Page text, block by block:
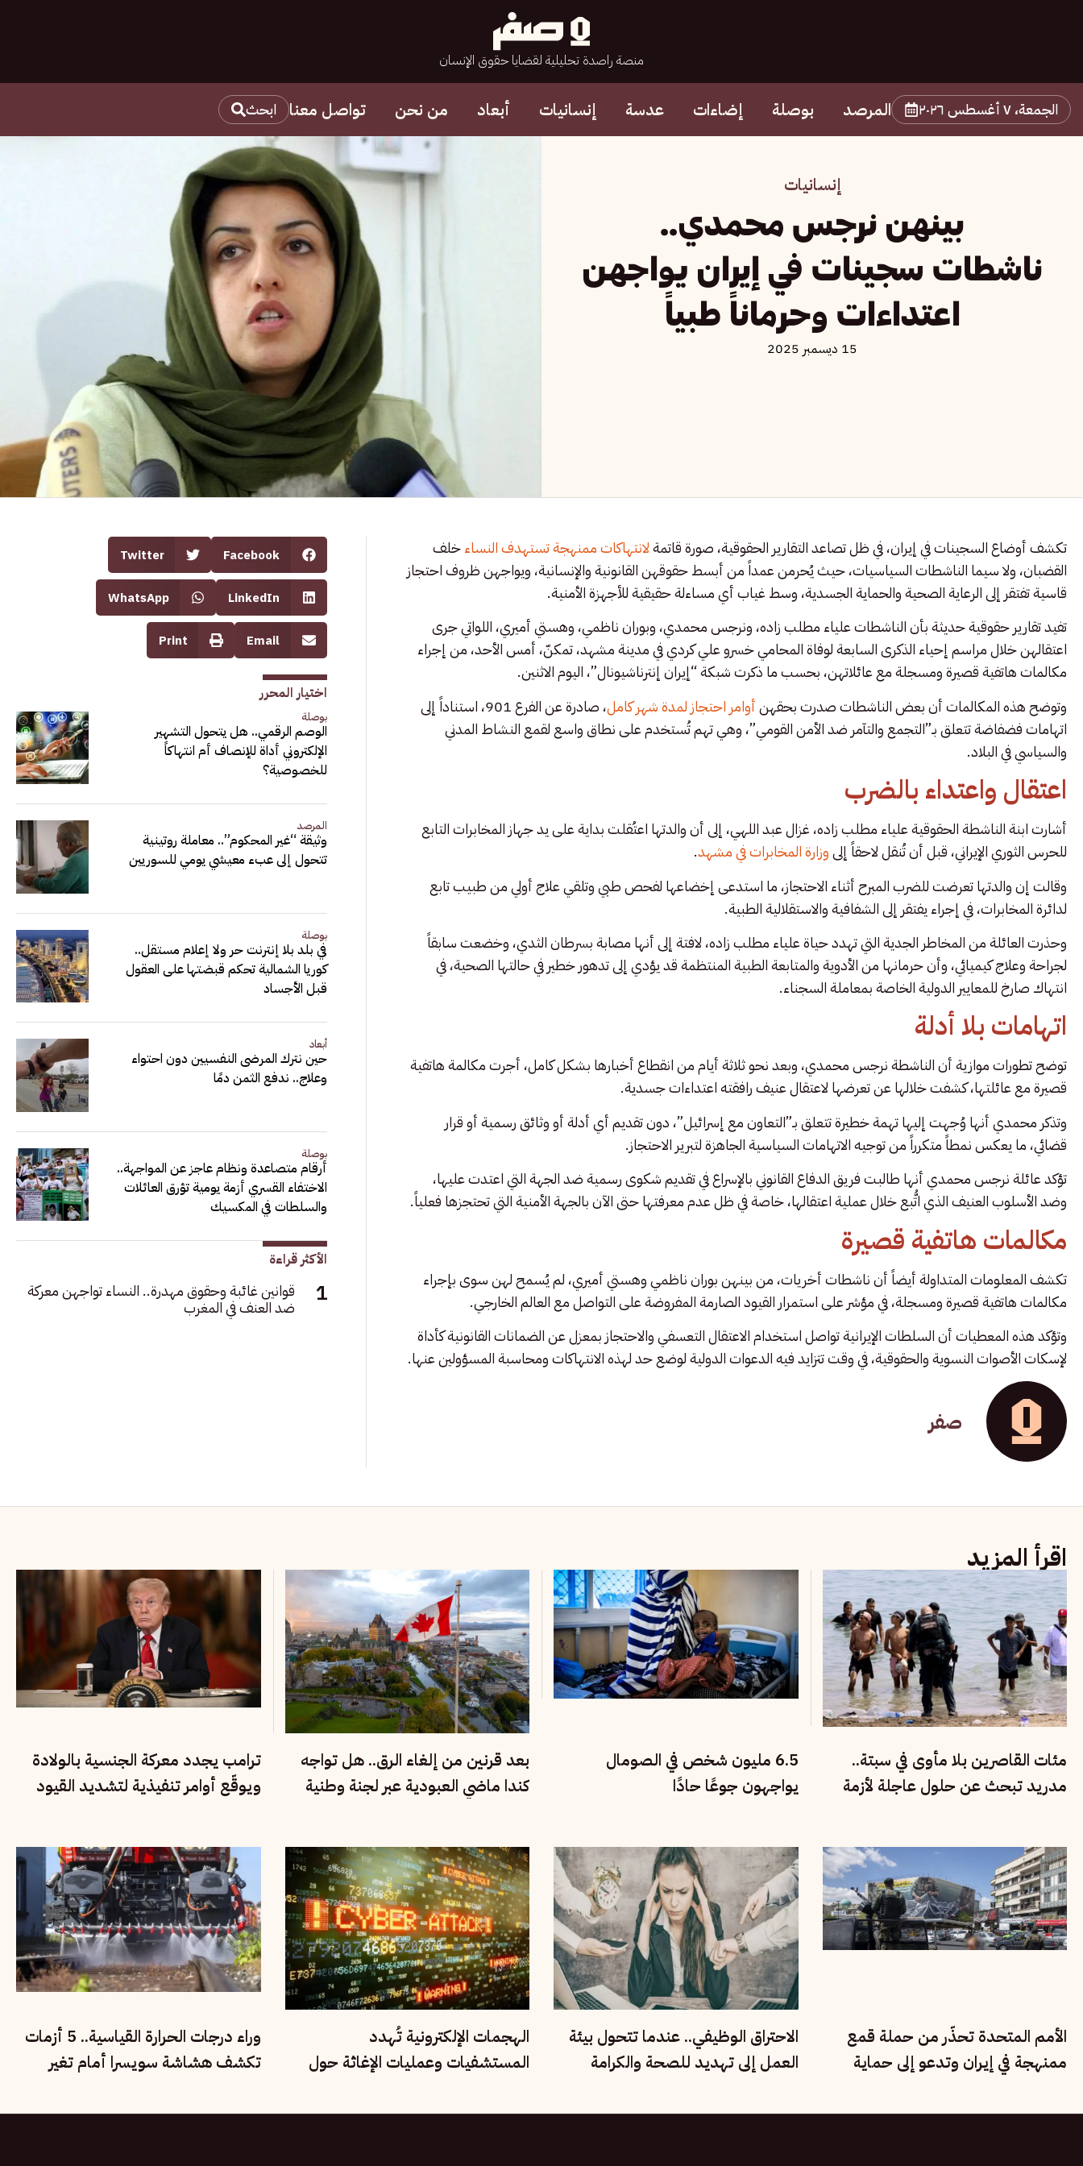
منصة راصدة تحليلية لقضايا حقوق الإنسان
الجمعة، ٧ أغسطس ٢٠٢٦ المرصد بوصلة إضاءات عدسة إنسانيات أبعاد من نحن تواصل معنا ابحث
إنسانيات
بينهن نرجس محمدي..
ناشطات سجينات في إيران يواجهن
اعتداءات وحرماناً طبياً
15 ديسمبر 2025
تكشف أوضاع السجينات في إيران، في ظل تصاعد التقارير الحقوقية، صورة قاتمةلانتهاكات ممنهجة تستهدف النساءخلف
القضبان، ولا سيما الناشطات السياسيات، حيث يُحرمن عمداً من أبسط حقوقهن القانونية والإنسانية، ويواجهن ظروف احتجاز
قاسية تفتقر إلى الرعاية الصحية والحماية الجسدية، وسط غياب أي مساءلة حقيقية للأجهزة الأمنية.
تفيد تقارير حقوقية حديثة بأن الناشطات علياء مطلب زاده، ونرجس محمدي، وبوران ناظمي، وهستي أميري، اللواتي جرى
اعتقالهن خلال مراسم إحياء الذكرى السابعة لوفاة المحامي خسرو علي كردي في مدينة مشهد، تمكنّ، أمس الأحد، من إجراء
مكالمات هاتفية قصيرة ومسجلة مع عائلاتهن، بحسب ما ذكرت شبكة “إيران إنترناشيونال”، اليوم الاثنين.
وتوضح هذه المكالمات أن بعض الناشطات صدرت بحقهنأوامر احتجاز لمدة شهر كامل
، صادرة عن الفرع 901، استناداً إلى
اتهامات فضفاضة تتعلق بـ”التجمع والتآمر ضد الأمن القومي”، وهي تهم تُستخدم على نطاق واسع لقمع النشاط المدني
والسياسي في البلاد.
اعتقال واعتداء بالضرب
أشارت ابنة الناشطة الحقوقية علياء مطلب زاده، غزال عبد اللهي، إلى أن والدتها اعتُقلت بداية على يد جهاز المخابرات التابع
للحرس الثوري الإيراني، قبل أن تُنقل لاحقاً إلىوزارة المخابرات في مشهد.
وقالت إن والدتها تعرضت للضرب المبرح أثناء الاحتجاز، ما استدعى إخضاعها لفحص طبي وتلقي علاج أولي من طبيب تابع
لدائرة المخابرات، في إجراء يفتقر إلى الشفافية والاستقلالية الطبية.
وحذرت العائلة من المخاطر الجدية التي تهدد حياة علياء مطلب زاده، لافتة إلى أنها مصابة بسرطان الثدي، وخضعت سابقاً
لجراحة وعلاج كيميائي، وأن حرمانها من الأدوية والمتابعة الطبية المنتظمة قد يؤدي إلى تدهور خطير في حالتها الصحية، في
انتهاك صارخ للمعايير الدولية الخاصة بمعاملة السجناء.
اتهامات بلا أدلة
توضح تطورات موازية أن الناشطة نرجس محمدي، وبعد نحو ثلاثة أيام من انقطاع أخبارها بشكل كامل، أجرت مكالمة هاتفية
قصيرة مع عائلتها، كشفت خلالها عن تعرضها لاعتقال عنيف رافقته اعتداءات جسدية.
وتذكر محمدي أنها وُجهت إليها تهمة خطيرة تتعلق بـ”التعاون مع إسرائيل”، دون تقديم أي أدلة أو وثائق رسمية أو قرار
قضائي، ما يعكس نمطاً متكرراً من توجيه الاتهامات السياسية الجاهزة لتبرير الاحتجاز.
تؤكد عائلة نرجس محمدي أنها طالبت فريق الدفاع القانوني بالإسراع في تقديم شكوى رسمية ضد الجهة التي اعتدت عليها،
وضد الأسلوب العنيف الذي اتُّبع خلال عملية اعتقالها، خاصة في ظل عدم معرفتها حتى الآن بالجهة الأمنية التي تحتجزها فعلياً.
مكالمات هاتفية قصيرة
تكشف المعلومات المتداولة أيضاً أن ناشطات أخريات، من بينهن بوران ناظمي وهستي أميري، لم يُسمح لهن سوى بإجراء
مكالمات هاتفية قصيرة ومسجلة، في مؤشر على استمرار القيود الصارمة المفروضة على التواصل مع العالم الخارجي.
وتؤكد هذه المعطيات أن السلطات الإيرانية تواصل استخدام الاعتقال التعسفي والاحتجاز بمعزل عن الضمانات القانونية كأداة
لإسكات الأصوات النسوية والحقوقية، في وقت تتزايد فيه الدعوات الدولية لوضع حد لهذه الانتهاكات ومحاسبة المسؤولين عنها.
صفر
Facebook
Twitter
LinkedIn
WhatsApp
Email
Print
اختيار المحرر
بوصلة
الوصم الرقمي.. هل يتحول التشهير
الإلكتروني أداة للإنصاف أم انتهاكاً
للخصوصية؟
المرصد
وثيقة “غير المحكوم”.. معاملة روتينية
تتحول إلى عبء معيشي يومي للسوريين
بوصلة
في بلد بلا إنترنت حر ولا إعلام مستقل..
كوريا الشمالية تحكم قبضتها على العقول
قبل الأجساد
أبعاد
حين نترك المرضى النفسيين دون احتواء
وعلاج.. ندفع الثمن دمًا
بوصلة
أرقام متصاعدة ونظام عاجز عن المواجهة..
الاختفاء القسري أزمة يومية تؤرق العائلات
والسلطات في المكسيك
الأكثر قراءة
قوانين غائبة وحقوق مهدرة.. النساء تواجهن معركة
ضد العنف في المغرب
اقرأ المزيد
مئات القاصرين بلا مأوى في سبتة..
مدريد تبحث عن حلول عاجلة لأزمة
6.5 مليون شخص في الصومال
يواجهون جوعًا حادًا
بعد قرنين من إلغاء الرق.. هل تواجه
كندا ماضي العبودية عبر لجنة وطنية
ترامب يجدد معركة الجنسية بالولادة
ويوقّع أوامر تنفيذية لتشديد القيود
الأمم المتحدة تحذّر من حملة قمع
ممنهجة في إيران وتدعو إلى حماية
الاحتراق الوظيفي.. عندما تتحول بيئة
العمل إلى تهديد للصحة والكرامة
الهجمات الإلكترونية تُهدد
المستشفيات وعمليات الإغاثة حول
وراء درجات الحرارة القياسية.. 5 أزمات
تكشف هشاشة سويسرا أمام تغير